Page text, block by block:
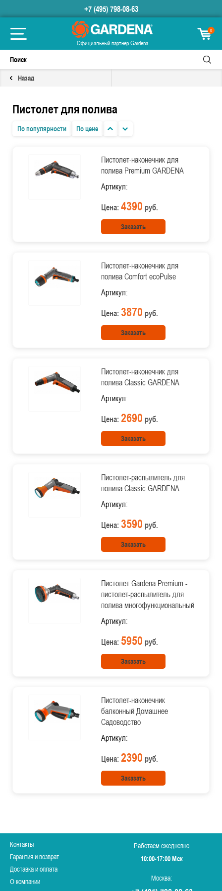
+7 (495) 798-08-63
Официальный партнёр Gardena
0
Назад
Пистолет для полива
По популярности По цене
Пистолет-наконечник для
полива Premium GARDENA
Артикул:
Цена: 4390 руб.
Заказать
Пистолет-наконечник для
полива Comfort ecoPulse
Артикул:
Цена: 3870 руб.
Заказать
Пистолет-наконечник для
полива Classic GARDENA
Артикул:
Цена: 2690 руб.
Заказать
Пистолет-распылитель для
полива Classic GARDENA
Артикул:
Цена: 3590 руб.
Заказать
Пистолет Gardena Premium -
пистолет-распылитель для
полива многофункциональный
Артикул:
Цена: 5950 руб.
Заказать
Пистолет-наконечник
балконный Домашнее
Садоводство
Артикул:
Цена: 2390 руб.
Заказать
Контакты
Гарантия и возврат
Доставка и оплата
О компании
Работаем ежедневно
10:00-17:00 Мск
Москва: